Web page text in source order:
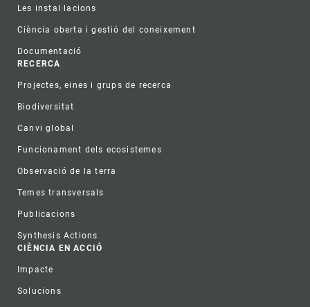
Les instal·lacions
Ciència oberta i gestió del coneixement
Documentació
RECERCA
Projectes, eines i grups de recerca
Biodiversitat
Canvi global
Funcionament dels ecosistemes
Observació de la terra
Temes transversals
Publicacions
Synthesis Actions
CIÈNCIA EN ACCIÓ
Impacte
Solucions